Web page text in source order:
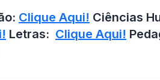
Clique Aqui! Ciências
Letras: Clique Aqui!